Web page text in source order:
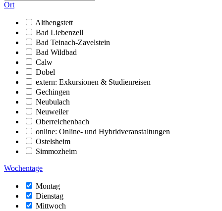
Ort
Althengstett
Bad Liebenzell
Bad Teinach-Zavelstein
Bad Wildbad
Calw
Dobel
extern: Exkursionen & Studienreisen
Gechingen
Neubulach
Neuweiler
Oberreichenbach
online: Online- und Hybridveranstaltungen
Ostelsheim
Simmozheim
Wochentage
Montag
Dienstag
Mittwoch